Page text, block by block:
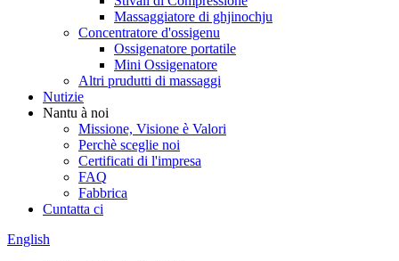
Massaggiatore di ghjinochju
Concentratore d'ossigenu
Ossigenatore portatile
Mini Ossigenatore
Altri prudutti di massaggi
Nutizie
Nantu à noi
Missione, Visione è Valori
Perchè sceglie noi
Certificati di l'impresa
FAQ
Fabbrica
Cuntatta ci
English